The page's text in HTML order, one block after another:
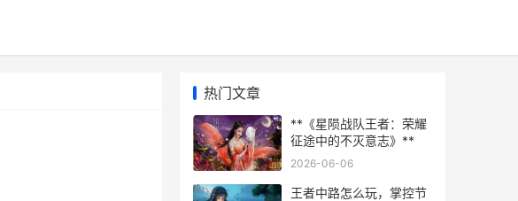
热门文章
**《星陨战队王者：荣耀
征途中的不灭意志》**
2026-06-06
王者中路怎么玩，掌控节